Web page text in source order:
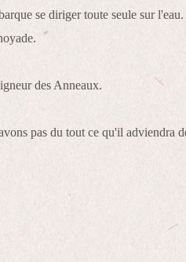
se diriger toute seule sur
des Anneaux.
pas du tout ce qu'il adviendra